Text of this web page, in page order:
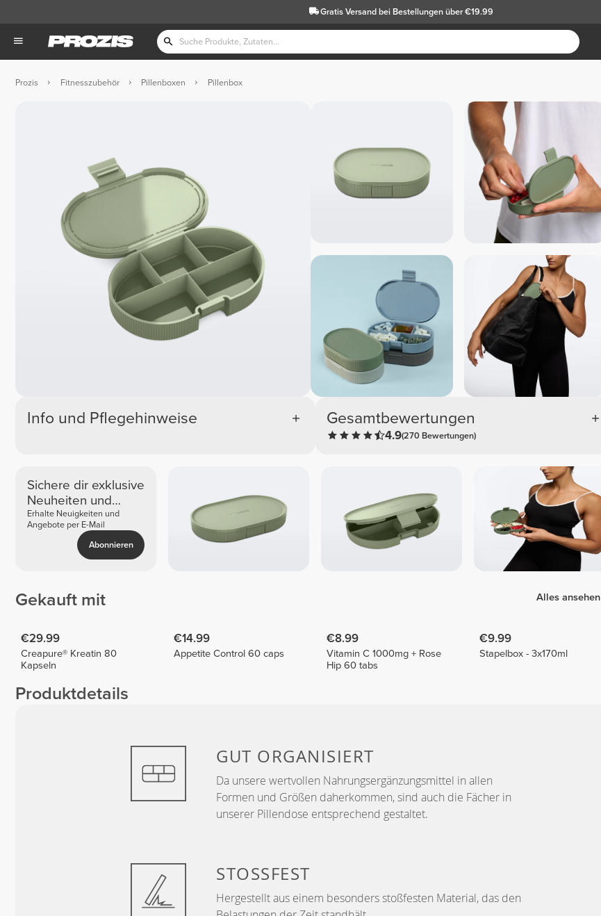
Gratis Versandbei Bestellungen über €19.99
Prozis Fitnesszubehör Pillenboxen Pillenbox
Info und Pflegehinweise Gesamtbewertungen
4.9(270 Bewertungen)
Sichere dir exklusive
Neuheiten und
Angebote
Erhalte Neuigkeiten und
Angebote per E-Mail
Abonnieren
Gekauft mit Alles ansehen
€29.99
Creapure® Kreatin 80
Kapseln
€14.99
Appetite Control 60 caps
€8.99
Vitamin C 1000mg + Rose
Hip 60 tabs
€9.99
Stapelbox - 3x170ml
Produktdetails
GUT ORGANISIERT
Da unsere wertvollen Nahrungsergänzungsmittel in allen
Formen und Größen daherkommen, sind auch die Fächer in
unserer Pillendose entsprechend gestaltet.
STOSSFEST
Hergestellt aus einem besonders stoßfesten Material, das den